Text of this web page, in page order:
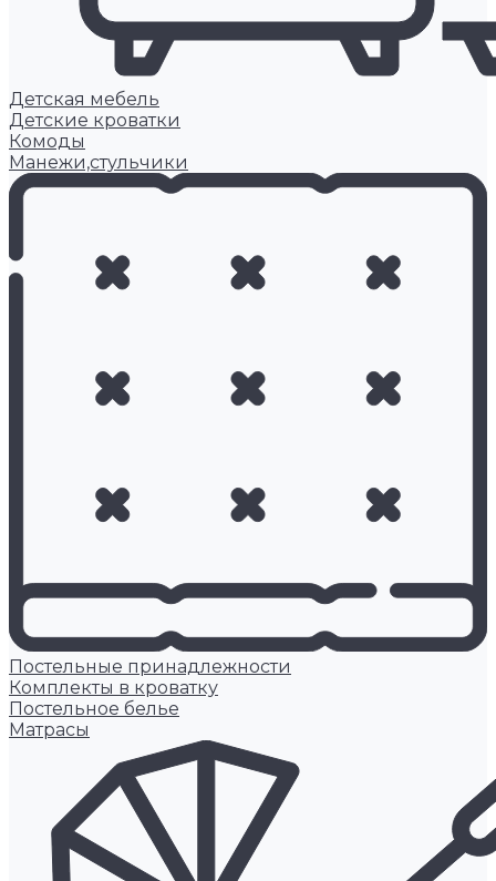
Детская мебель
Детские кроватки
Комоды
Манежи,стульчики
Постельные принадлежности
Комплекты в кроватку
Постельное белье
Матрасы